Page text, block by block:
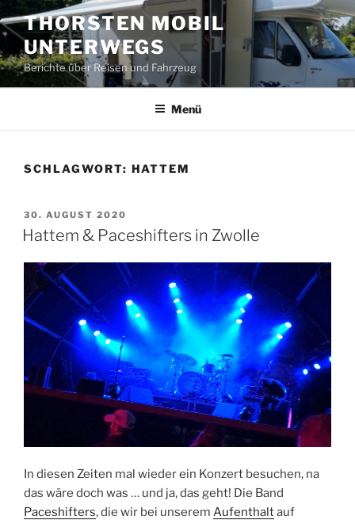
Zum
Inhalt
springen
THORSTEN MOBIL
UNTERWEGS
Berichte über Reisen und Fahrzeug
Menü
SCHLAGWORT: HATTEM
VERÖFFENTLICHT
AM
30. AUGUST 2020
Hattem & Paceshifters in Zwolle
In diesen Zeiten mal wieder ein Konzert besuchen, na
das wäre doch was … und ja, das geht! Die Band
Paceshifters, die wir bei unserem Aufenthaltauf